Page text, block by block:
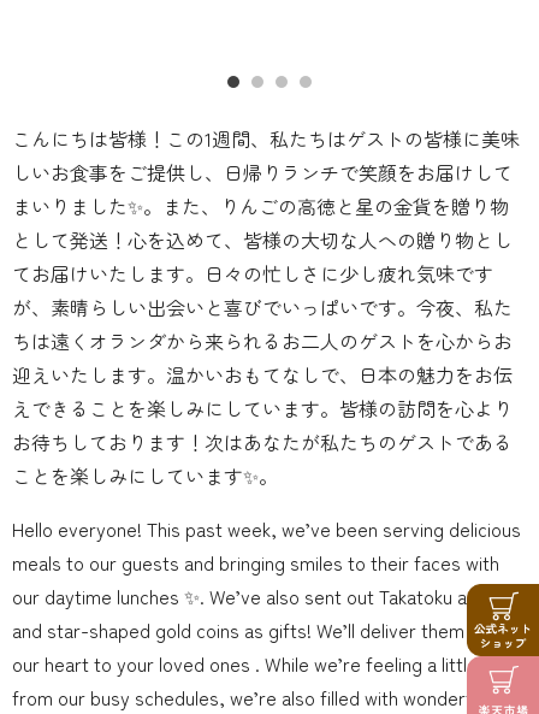
こんにちは皆様！この1週間、私たちはゲストの皆様に美味
しいお食事をご提供し、日帰りランチで笑顔をお届けして
まいりました️✨。また、りんごの高徳と星の金貨を贈り物
として発送！心を込めて、皆様の大切な人への贈り物とし
てお届けいたします。日々の忙しさに少し疲れ気味です
が、素晴らしい出会いと喜びでいっぱいです。今夜、私た
ちは遠くオランダから来られるお二人のゲストを心からお
迎えいたします。温かいおもてなしで、日本の魅力をお伝
えできることを楽しみにしています。皆様の訪問を心より
お待ちしております！次はあなたが私たちのゲストである
ことを楽しみにしています✨。
Hello everyone! This past week, we’ve been serving delicious
meals to our guests and bringing smiles to their faces with
our daytime lunches ️✨. We’ve also sent out Takatoku apples
and star-shaped gold coins as gifts! We’ll deliver them with all
our heart to your loved ones . While we’re feeling a little tired
from our busy schedules, we’re also filled with wonderful